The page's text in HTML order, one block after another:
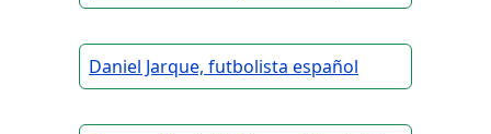
Daniel Jarque, futbolista español